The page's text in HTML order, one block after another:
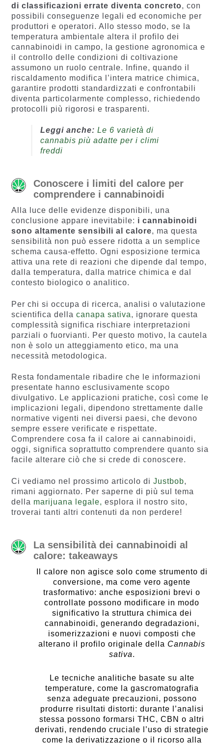
di classificazioni errate diventa concreto, con
possibili conseguenze legali ed economiche per
produttori e operatori. Allo stesso modo, se la
temperatura ambientale altera il profilo dei
cannabinoidi in campo, la gestione agronomica e
il controllo delle condizioni di coltivazione
assumono un ruolo centrale. Infine, quando il
riscaldamento modifica l’intera matrice chimica,
garantire prodotti standardizzati e confrontabili
diventa particolarmente complesso, richiedendo
protocolli più rigorosi e trasparenti.
Leggi anche: Le 6 varietà di
cannabis più adatte per i climi
freddi
Conoscere i limiti del calore per
comprendere i cannabinoidi
Alla luce delle evidenze disponibili, una
conclusione appare inevitabile: i cannabinoidi
sono altamente sensibili al calore, ma questa
sensibilità non può essere ridotta a un semplice
schema causa-effetto. Ogni esposizione termica
attiva una rete di reazioni che dipende dal tempo,
dalla temperatura, dalla matrice chimica e dal
contesto biologico o analitico.
Per chi si occupa di ricerca, analisi o valutazione
scientifica della canapa sativa, ignorare questa
complessità significa rischiare interpretazioni
parziali o fuorvianti. Per questo motivo, la cautela
non è solo un atteggiamento etico, ma una
necessità metodologica.
Resta fondamentale ribadire che le informazioni
presentate hanno esclusivamente scopo
divulgativo. Le applicazioni pratiche, così come le
implicazioni legali, dipendono strettamente dalle
normative vigenti nei diversi paesi, che devono
sempre essere verificate e rispettate.
Comprendere cosa fa il calore ai cannabinoidi,
oggi, significa soprattutto comprendere quanto sia
facile alterare ciò che si crede di conoscere.
Ci vediamo nel prossimo articolo di Justbob,
rimani aggiornato. Per saperne di più sul tema
della marijuana legale, esplora il nostro sito,
troverai tanti altri contenuti da non perdere!
La sensibilità dei cannabinoidi al
calore: takeaways
Il calore non agisce solo come strumento di
conversione, ma come vero agente
trasformativo: anche esposizioni brevi o
controllate possono modificare in modo
significativo la struttura chimica dei
cannabinoidi, generando degradazioni,
isomerizzazioni e nuovi composti che
alterano il profilo originale della Cannabis
sativa.
Le tecniche analitiche basate su alte
temperature, come la gascromatografia
senza adeguate precauzioni, possono
produrre risultati distorti: durante l’analisi
stessa possono formarsi THC, CBN o altri
derivati, rendendo cruciale l’uso di strategie
come la derivatizzazione o il ricorso alla